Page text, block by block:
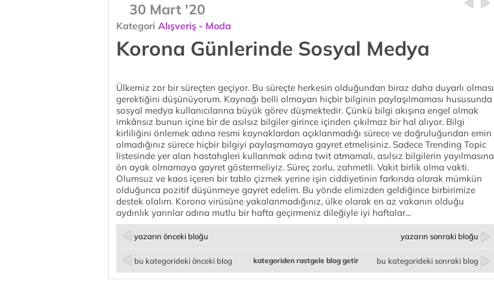
30 Mart '20
Kategori Alışveriş - Moda
Korona Günlerinde Sosyal Medya
Ülkemiz zor bir süreçten geçiyor. Bu süreçte herkesin olduğundan biraz daha duyarlı olması
gerektiğini düşünüyorum. Kaynağı belli olmayan hiçbir bilginin paylaşılmaması hususunda
sosyal medya kullanıcılarına büyük görev düşmektedir. Çünkü bilgi akışına engel olmak
imkânsız bunun içine bir de asılsız bilgiler girince içinden çıkılmaz bir hal alıyor. Bilgi
kirliliğini önlemek adına resmi kaynaklardan açıklanmadığı sürece ve doğruluğundan emin
olmadığınız sürece hiçbir bilgiyi paylaşmamaya gayret etmelisiniz. Sadece Trending Topic
listesinde yer alan hastahgleri kullanmak adına twit atmamalı, asılsız bilgilerin yayılmasına
ön ayak olmamaya gayret göstermeliyiz. Süreç zorlu, zahmetli. Vakit birlik olma vakti.
Olumsuz ve kaos içeren bir tablo çizmek yerine işin ciddiyetinin farkında olarak mümkün
olduğunca pozitif düşünmeye gayret edelim. Bu yönde elimizden geldiğince birbirimize
destek olalım. Korona virüsüne yakalanmadığınız, ülke olarak en az vakanın olduğu
aydınlık yarınlar adına mutlu bir hafta geçirmeniz dileğiyle iyi haftalar...
yazarın önceki bloğu yazarın sonraki bloğu
bu kategorideki önceki blog bu kategorideki sonraki blog
kategoriden rastgele blog getir